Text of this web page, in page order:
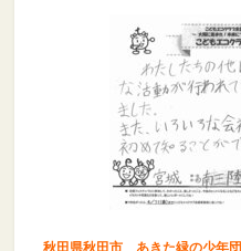
秋田県秋田市 あきた緑の少年団